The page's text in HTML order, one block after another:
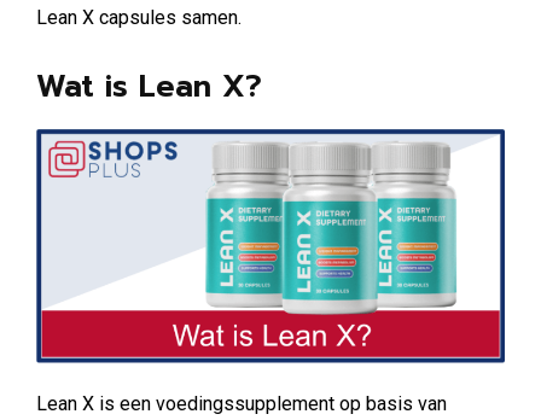
Lean X capsules samen.
Wat is Lean X?
Lean X is een voedingssupplement op basis van